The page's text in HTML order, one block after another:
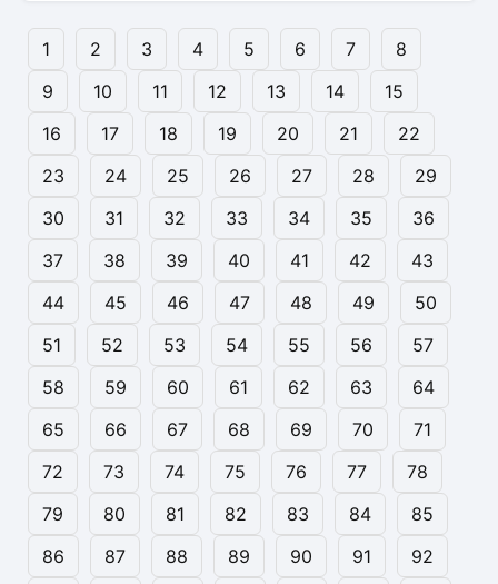
1 2 3 4 5 6 7
8
9
10 11 12 13 14
15
16
17 18 19 20 21
22
23
24 25 26 27 28
29
30
31 32 33 34 35
36
37
38 39 40 41 42
43
44
45 46 47 48 49
50
51
52 53 54 55 56
57
58
59 60 61 62 63
64
65
66 67 68 69 70
71
72
73 74 75 76 77
78
79
80 81 82 83 84
85
86
87 88 89 90 91
92